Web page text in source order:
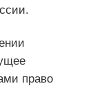
право